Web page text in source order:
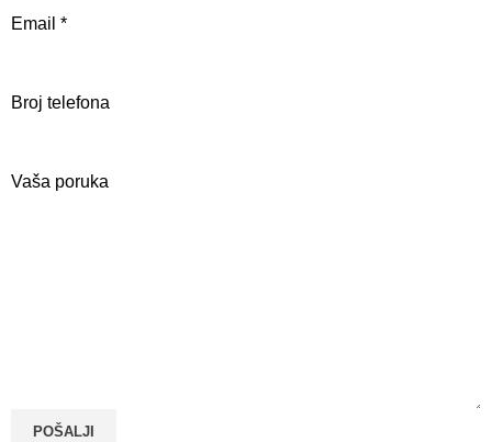
Email*
Broj telefona
Vaša poruka
POŠALJI